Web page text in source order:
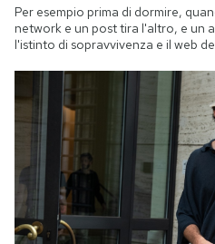
Per esempio prima di dormire,
network e un post tira l'altro, e un
l'istinto di sopravvivenza e il web